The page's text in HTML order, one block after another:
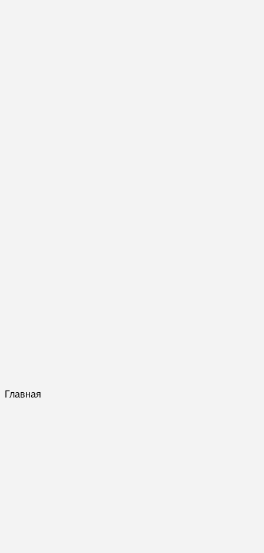
Главная